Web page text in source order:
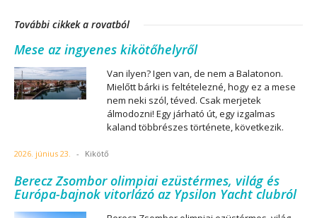
További cikkek a rovatból
Mese az ingyenes kikötőhelyről
Van ilyen? Igen van, de nem a Balatonon.
Mielőtt bárki is feltételezné, hogy ez a mese
nem neki szól, téved. Csak merjetek
álmodozni! Egy járható út, egy izgalmas
kaland többrészes története, következik.
2026. június 23. - Kikötő
Berecz Zsombor olimpiai ezüstérmes, világ és
Európa-bajnok vitorlázó az Ypsilon Yacht clubról